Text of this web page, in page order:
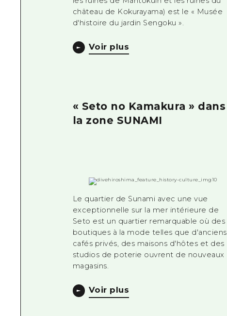
château de Kokurayama) est le « Musée
d'histoire du jardin Sengoku ».
Voir plus
« Seto no Kamakura » dans
la zone SUNAMI
Le quartier de Sunami avec une vue
exceptionnelle sur la mer intérieure de
Seto est un quartier remarquable où des
boutiques à la mode telles que d'anciens
cafés privés, des maisons d'hôtes et des
studios de poterie ouvrent de nouveaux
magasins.
Voir plus